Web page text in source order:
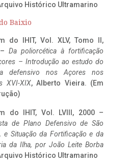
Histórico Ultramarino
Baixio
do IHIT, Vol. XLV, Tomo II,
Da poliorcética à fortificação
– Introdução ao estudo do
defensivo nos Açores nos
XVI-XIX, Alberto Vieira. (Em
do IHIT, Vol. LVIII, 2000 –
de Plano Defensivo de São
e Situação da Fortificação e da
da Ilha, por João Leite Borba
Histórico Ultramarino